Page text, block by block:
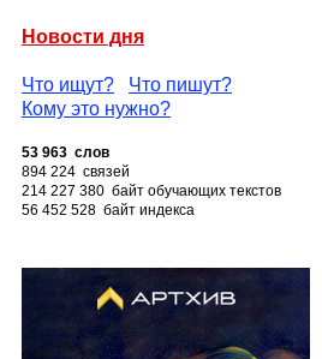
Новости дня
Что ищут?
Что пишут?
Кому это нужно?
53 963 слов
894 224 связей
214 227 380 байт обучающих текстов
56 452 528 байт индекса